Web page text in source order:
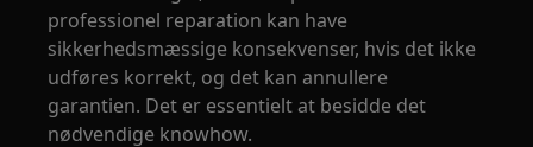
professionel reparation kan have
sikkerhedsmæssige konsekvenser, hvis det ikke
udføres korrekt, og det kan annullere
garantien. Det er essentielt at besidde det
nødvendige knowhow.